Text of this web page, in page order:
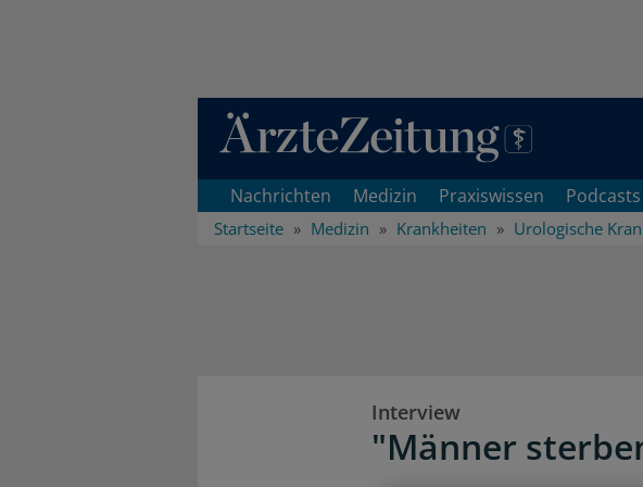
Direkt zum Inhaltsbereich
Nachrichten Medizin Praxiswissen Podcasts
Startseite Medizin Krankheiten Urologische
Interview
"Männer